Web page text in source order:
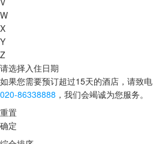
W
X
Y
Z
请选择入住日期
如果您需要预订超过15天的酒店，请致电
020-86338888 ，我们会竭诚为您服务。
重置
确定